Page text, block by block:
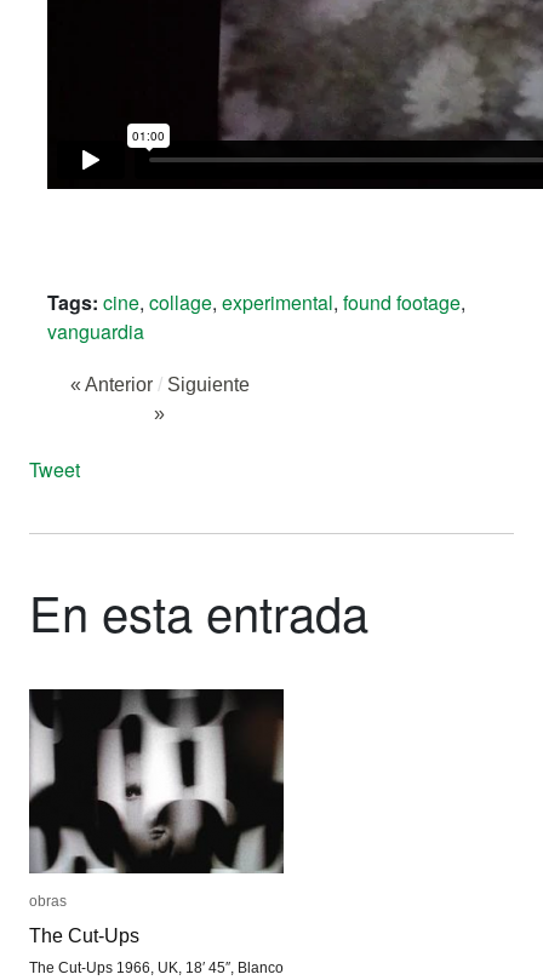
Tags: cine, collage, experimental, found footage,
vanguardia
« Anterior / Siguiente
»
Tweet
En esta entrada
obras
The Cut-Ups
The Cut-Ups 1966, UK, 18′ 45″, Blanco
obras
The Cut-Ups